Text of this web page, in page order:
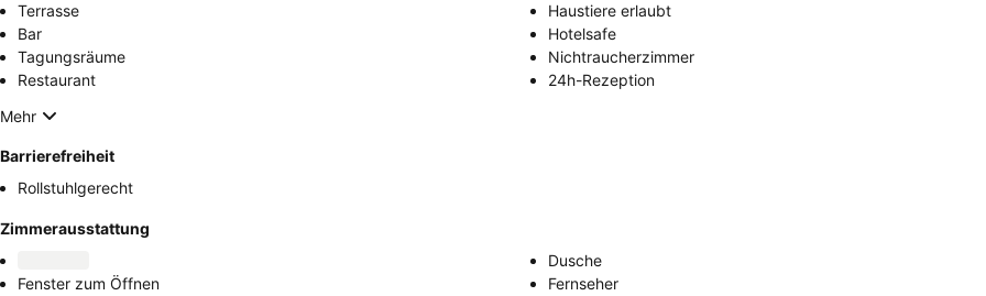
Terrasse
Haustiere erlaubt
Bar
Hotelsafe
Tagungsräume
Nichtraucherzimmer
Restaurant
24h-Rezeption
Mehr
Barrierefreiheit
Rollstuhlgerecht
Zimmerausstattung
Dusche
Fenster zum Öffnen
Fernseher